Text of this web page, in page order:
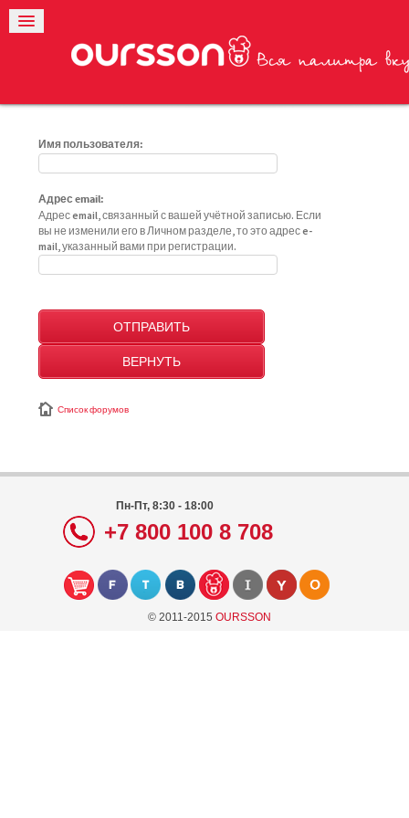
Имя пользователя:
Адрес email:
Адрес email, связанный с вашей учётной записью. Если
вы не изменили его в Личном разделе, то это адрес e-
mail, указанный вами при регистрации.
Список форумов
Пн-Пт, 8:30 - 18:00
+7 800 100 8 708
© 2011-2015 OURSSON